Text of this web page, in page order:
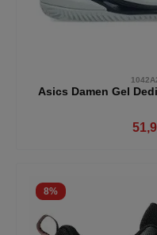
Asics Damen Gel
8%